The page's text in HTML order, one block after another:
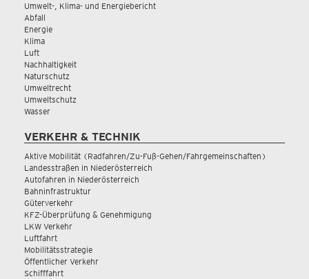
Umwelt-, Klima- und Energiebericht
Abfall
Energie
Klima
Luft
Nachhaltigkeit
Naturschutz
Umweltrecht
Umweltschutz
Wasser
VERKEHR & TECHNIK
Aktive Mobilität (Radfahren/Zu-Fuß-Gehen/Fahrgemeinschaften)
Landesstraßen in Niederösterreich
Autofahren in Niederösterreich
Bahninfrastruktur
Güterverkehr
KFZ-Überprüfung & Genehmigung
LKW Verkehr
Luftfahrt
Mobilitätsstrategie
Öffentlicher Verkehr
Schifffahrt